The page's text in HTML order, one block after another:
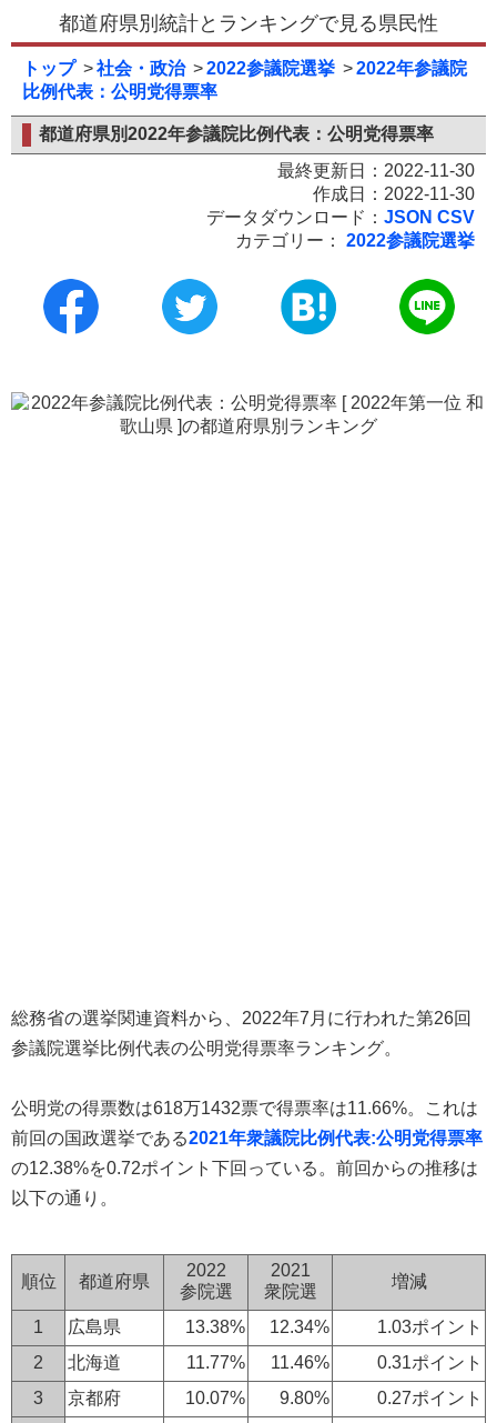
都道府県別統計とランキングで見る県民性
トップ 社会・政治 2022参議院選挙
2022年参議院
比例代表：公明党得票率
都道府県別2022年参議院比例代表：公明党得票率
最終更新日：2022-11-30
作成日：2022-11-30
データダウンロード： JSON CSV
カテゴリー：
2022参議院選挙
総務省の選挙関連資料から、2022年7月に行われた第26回
参議院選挙比例代表の公明党得票率ランキング。
公明党の得票数は618万1432票で得票率は11.66%。これは
前回の国政選挙である2021年衆議院比例代表:公明党得票率
の12.38%を0.72ポイント下回っている。前回からの推移は
以下の通り。
順位 都道府県
2022
参院選
2021
衆院選
増減
1 広島県 13.38% 12.34%
1.03ポイント
2
北海道 11.77% 11.46%
0.31ポイント
3
京都府 10.07% 9.80%
0.27ポイント